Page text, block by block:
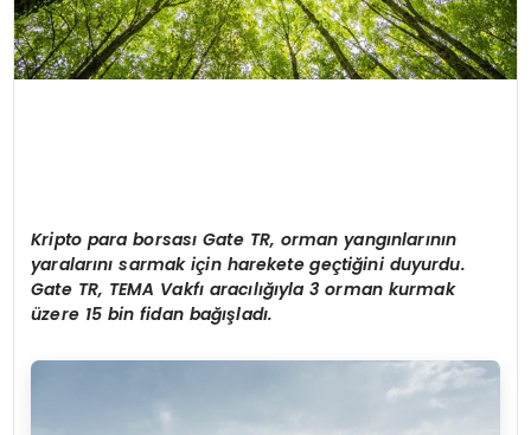
Kripto para borsası Gate TR, orman yangınlarının
yaralarını sarmak için harekete geçtiğini duyurdu.
Gate TR, TEMA Vakfı aracılığıyla 3 orman kurmak
üzere 15 bin fidan bağışladı.